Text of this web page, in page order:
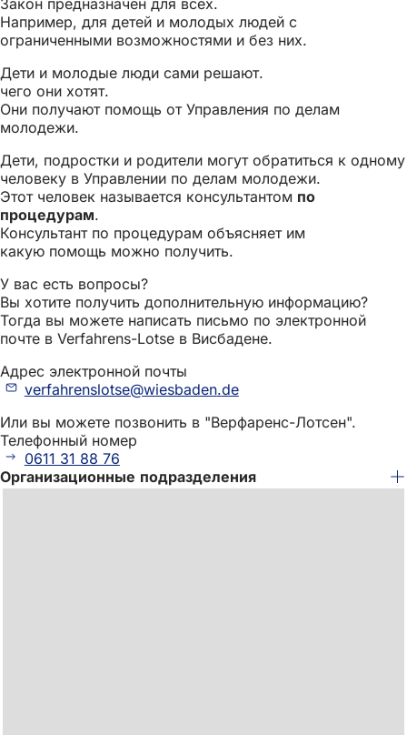
Например, для детей и молодых людей с
ограниченными возможностями и без них.
Дети и молодые люди сами решают.
чего они хотят.
Они получают помощь от Управления по делам
молодежи.
Дети, подростки и родители могут обратиться к одному
человеку в Управлении по делам молодежи.
Этот человек называется консультантом по
процедурам.
Консультант по процедурам объясняет им
какую помощь можно получить.
У вас есть вопросы?
Вы хотите получить дополнительную информацию?
Тогда вы можете написать письмо по электронной
почте в Verfahrens-Lotse в Висбадене.
Адрес электронной почты
verfahrenslotse
wiesbaden de
Или вы можете позвонить в "Верфаренс-Лотсен".
Телефонный номер
0611 31 88 76
Организационные подразделения